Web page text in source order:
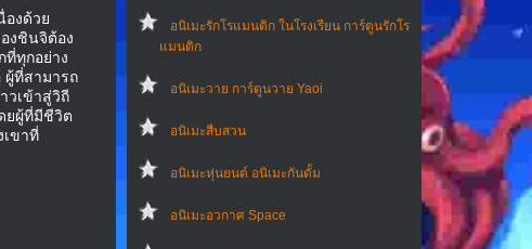
อนิเมะรักโรแมนติก ในโรงเรียน การ์ตูนรักโร
แมนติก
อนิเมะวาย การ์ตูนวาย Yaoi
อนิเมะสืบสวน
อนิเมะหุ่นยนต์ อนิเมะกันดั้ม
อนิเมะอวกาศ Space
องด้วย
งชินจิต้อง
ที่ทุกอย่าง
ผู้ที่สามารถ
วเข้าสู่วิถี
ยผู้ที่มีชีวิต
เขาที่